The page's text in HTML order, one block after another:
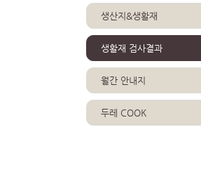
생산지&생활재
생활재 검사결과
월간 안내지
두레 COOK